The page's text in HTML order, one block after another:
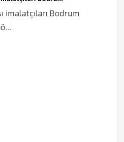
imalatçıları Bodrum